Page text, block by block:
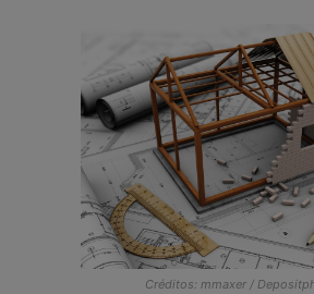
Créditos: mmaxer /